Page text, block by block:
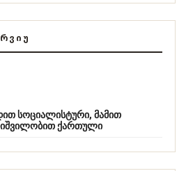
სოციალისტური, მამით
ქართული